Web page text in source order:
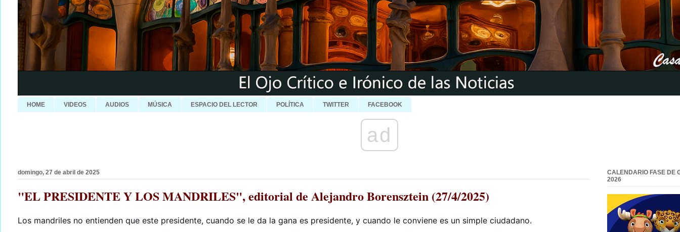
HOME VIDEOS AUDIOS MÚSICA ESPACIO DEL LECTOR POLÍTICA TWITTER FACEBOOK
ad
domingo, 27 de abril de 2025
"EL PRESIDENTE Y LOS MANDRILES", editorial de Alejandro Borensztein (27/4/2025)
Los mandriles no entienden que este presidente, cuando se le da la gana es presidente, y cuando le conviene es un simple ciudadano.
CALENDARIO FASE DE
2026